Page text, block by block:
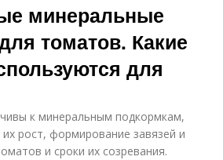
минеральные
томатов. Какие
для
к минеральным подкормкам,
рост, формирование завязей и
и сроки их созревания.